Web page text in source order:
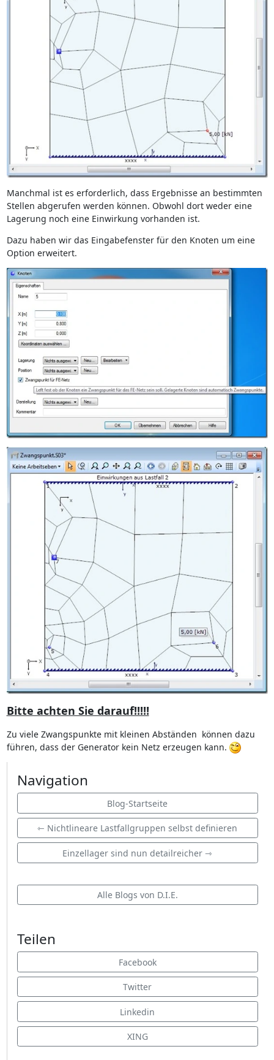
Manchmal ist es erforderlich, dass Ergebnisse an bestimmten
Stellen abgerufen werden können. Obwohl dort weder eine
Lagerung noch eine Einwirkung vorhanden ist.
Dazu haben wir das Eingabefenster für den Knoten um eine
Option erweitert.
Bitte achten Sie darauf!!!!!
Zu viele Zwangspunkte mit kleinen Abständen können dazu
führen, dass der Generator kein Netz erzeugen kann.
Navigation
Blog-Startseite
⇽ Nichtlineare Lastfallgruppen selbst definieren
Einzellager sind nun detailreicher ⇾
Alle Blogs von D.I.E.
Teilen
Facebook
Twitter
Linkedin
XING